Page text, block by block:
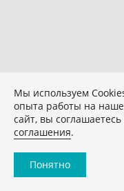
Мы используем
опыта работы на
сайт, вы
соглашения.
Понятно